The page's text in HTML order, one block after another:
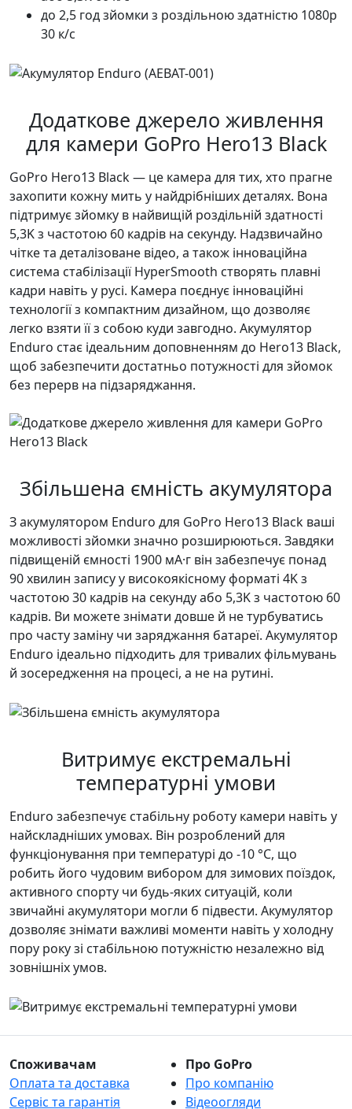
до 2,5 год зйомки з роздільною здатністю 1080p
30 к/с
Додаткове джерело живлення
для камери GoPro Hero13 Black
GoPro Hero13 Black — це камера для тих, хто прагне
захопити кожну мить у найдрібніших деталях. Вона
підтримує зйомку в найвищій роздільній здатності
5,3K з частотою 60 кадрів на секунду. Надзвичайно
чітке та деталізоване відео, а також інноваційна
система стабілізації HyperSmooth створять плавні
кадри навіть у русі. Камера поєднує інноваційні
технології з компактним дизайном, що дозволяє
легко взяти її з собою куди завгодно. Акумулятор
Enduro стає ідеальним доповненням до Hero13 Black,
щоб забезпечити достатньо потужності для зйомок
без перерв на підзаряджання.
Збільшена ємність акумулятора
З акумулятором Enduro для GoPro Hero13 Black ваші
можливості зйомки значно розширюються. Завдяки
підвищеній ємності 1900 мА·г він забезпечує понад
90 хвилин запису у високоякісному форматі 4K з
частотою 30 кадрів на секунду або 5,3K з частотою 60
кадрів. Ви можете знімати довше й не турбуватись
про часту заміну чи заряджання батареї. Акумулятор
Enduro ідеально підходить для тривалих фільмувань
й зосередження на процесі, а не на рутині.
Витримує екстремальні
температурні умови
Enduro забезпечує стабільну роботу камери навіть у
найскладніших умовах. Він розроблений для
функціонування при температурі до -10 °C, що
робить його чудовим вибором для зимових поїздок,
активного спорту чи будь-яких ситуацій, коли
звичайні акумулятори могли б підвести. Акумулятор
дозволяє знімати важливі моменти навіть у холодну
пору року зі стабільною потужністю незалежно від
зовнішніх умов.
Споживачам
Оплата та доставка
Сервіс та гарантія
Про GoPro
Про компанію
Відеоогляди